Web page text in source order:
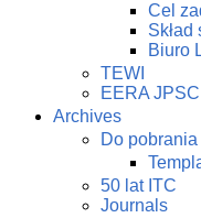
Cel
Biuro
TEWI
EERA
Archives
Do pobrania
50 lat ITC
Journals